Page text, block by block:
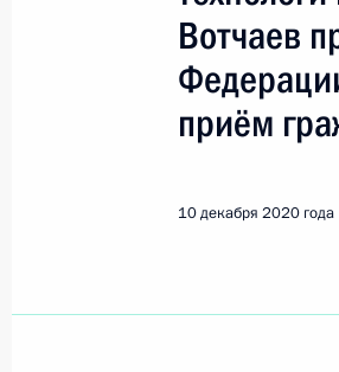
17 ноября
17 ноября
службы по
17 ноября 2021
Вотчаев
приём
10 декабря 2020 года